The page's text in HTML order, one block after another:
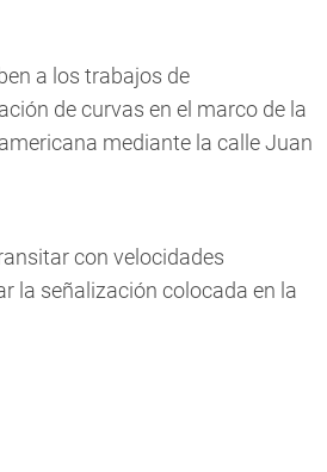
a los trabajos de
de curvas en el marco de la
mediante la calle Juan
con velocidades
la señalización colocada en la